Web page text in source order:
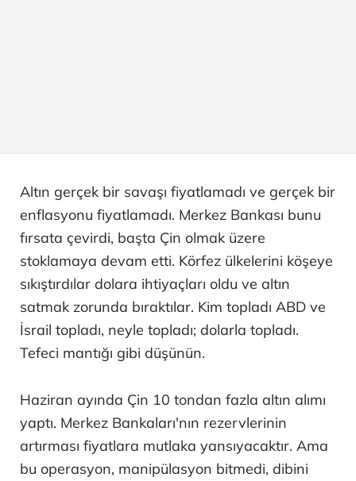
Altın gerçek bir savaşı fiyatlamadı ve gerçek bir
enflasyonu fiyatlamadı. Merkez Bankası bunu
fırsata çevirdi, başta Çin olmak üzere
stoklamaya devam etti. Körfez ülkelerini köşeye
sıkıştırdılar dolara ihtiyaçları oldu ve altın
satmak zorunda bıraktılar. Kim topladı ABD ve
İsrail topladı, neyle topladı; dolarla topladı.
Tefeci mantığı gibi düşünün.
Haziran ayında Çin 10 tondan fazla altın alımı
yaptı. Merkez Bankaları'nın rezervlerinin
artırması fiyatlara mutlaka yansıyacaktır. Ama
bu operasyon, manipülasyon bitmedi, dibini